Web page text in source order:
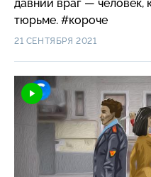
давний враг — человек,
тюрьме. #короче
21 СЕНТЯБРЯ 2021